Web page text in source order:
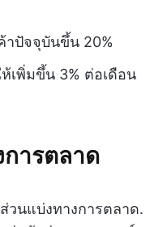
าปัจจุบันขึ้น 20%
ห้เพิ่มขึ้น 3% ต่อเดือน
ารตลาด
นแบ่งทางการตลาด.